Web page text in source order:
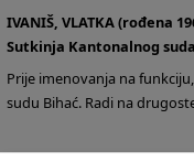
IVANIŠ, VLATKA (rođena
Sutkinja Kantonalnog
Prije imenovanja na
sudu Bihać. Radi na